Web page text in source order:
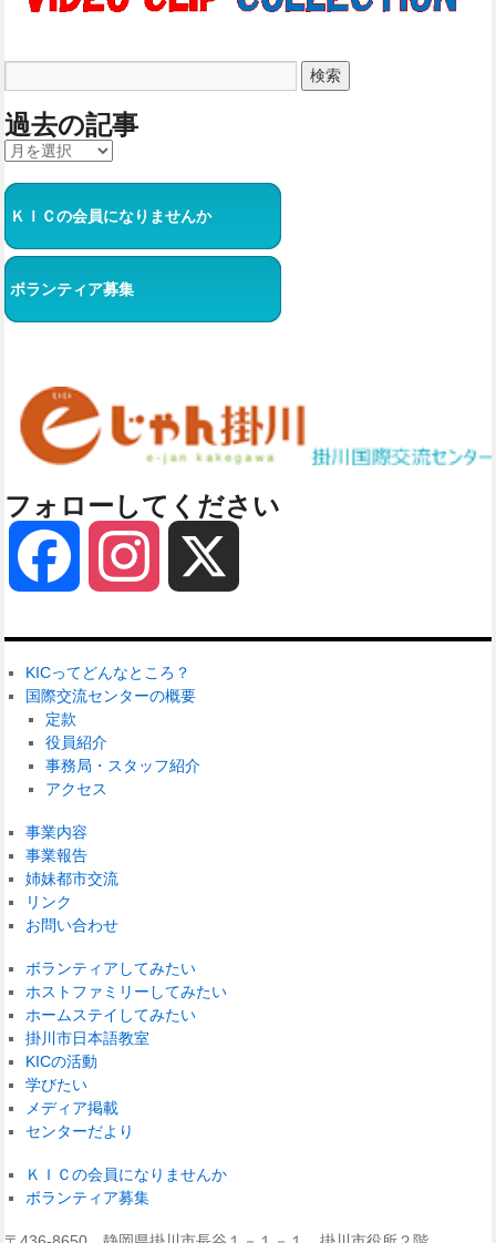
過去の記事
ＫＩＣの会員になりませんか
ボランティア募集
フォローしてください
Facebook Instagram
KICってどんなところ？
国際交流センターの概要
定款
役員紹介
事務局・スタッフ紹介
アクセス
事業内容
事業報告
姉妹都市交流
リンク
お問い合わせ
ボランティアしてみたい
ホストファミリーしてみたい
ホームステイしてみたい
掛川市日本語教室
KICの活動
学びたい
メディア掲載
センターだより
ＫＩＣの会員になりませんか
ボランティア募集